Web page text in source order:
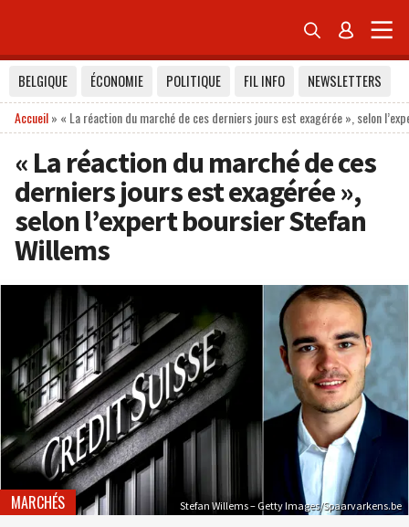
 
BELGIQUE ÉCONOMIE POLITIQUE FIL INFO
NEWSLETTERS
Accueil» « La réaction du marché de ces derniers jours est exagérée », selon
« La réaction du marché de ces
derniers jours est exagérée »,
selon l’expert boursier Stefan
Willems
Stefan Willems – Getty Images/Spaarvarkens.be
MARCHÉS